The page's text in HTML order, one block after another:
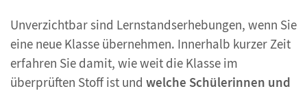
Unverzichtbar sind Lernstandserhebungen, wenn Sie
eine neue Klasse übernehmen. Innerhalb kurzer Zeit
erfahren Sie damit, wie weit die Klasse im
überprüften Stoff ist und welche Schülerinnen und